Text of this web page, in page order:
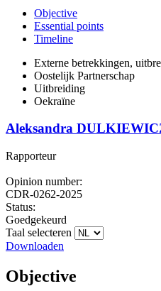
Objective
Essential points
Timeline
Externe betrekkingen,
Oostelijk Partnerschap
Uitbreiding
Oekraïne
Aleksandra
Rapporteur
Opinion number:
CDR-0262-2025
Status:
Goedgekeurd
Taal selecteren
Downloaden
Objective